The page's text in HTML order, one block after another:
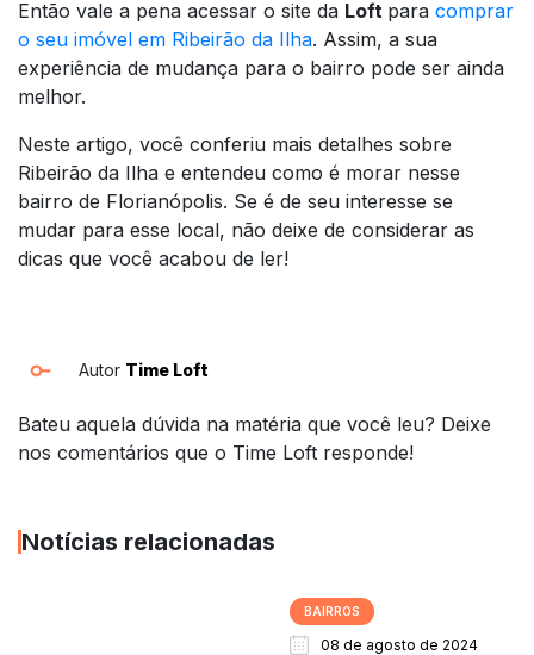
Então vale a pena acessar o site da Loft para comprar
o seu imóvel em Ribeirão da Ilha. Assim, a sua
experiência de mudança para o bairro pode ser ainda
melhor.
Neste artigo, você conferiu mais detalhes sobre
Ribeirão da Ilha e entendeu como é morar nesse
bairro de Florianópolis. Se é de seu interesse se
mudar para esse local, não deixe de considerar as
dicas que você acabou de ler!
Autor Time Loft
Bateu aquela dúvida na matéria que você leu? Deixe
nos comentários que o Time Loft responde!
Notícias relacionadas
BAIRROS
08 de agosto de 2024